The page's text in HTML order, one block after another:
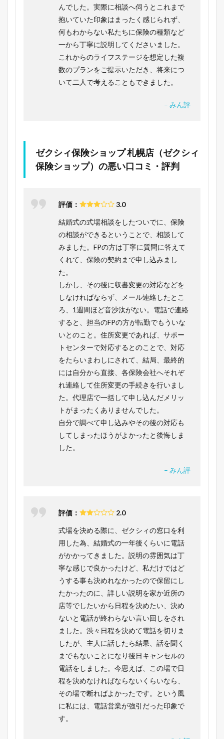
んでした。実際に相談へ伺うとこれまで
抱いていた印象はまったく感じられず、
何もわからない私たちに保険の種類など
一から丁寧に説明してくださいました。
これからのライフステージを想定した複
数のプランをご提示いただき、将来につ
いて二人で考えることもできました。
– みん評
ゼクシィ保険ショップ 札幌店（ゼクシィ
保険ショップ）の悪い口コミ・評判
評価： 3.0
結婚式の式場相談をしたついでに、保険
の相談ができるということで、相談して
みました。FPの方は丁寧に質問に答えて
くれて、保険の契約まで申し込みまし
た。
しかし、その後に収書変更の対応などを
しなければならず、メール連絡したとこ
ろ、1週間ほど音沙汰がない。電話で連絡
すると、担当のFPの方が転勤でもういな
いとのこと。住所変更であれば、サポー
トセンターで対応するとのことで、対応
をたらいまわしにされて、結局、最終的
には自分から直接、各保険会社へそれぞ
れ連絡して住所変更の手続きを行いまし
た。代理店で一括して申し込んだメリッ
トがまったくありませんでした。
自分で調べて申し込みやその後の対応も
してしまったほうがよかったと後悔しま
した。
– みん評
評価： 2.0
式場を決める際に、ゼクシィの窓口を利
用した為、結婚式の一年後くらいに電話
がかかってきました。説明の雰囲気は丁
寧な感じで良かったけど、私だけではど
うする事も決めれなかったので保留にし
たかったのに、詳しい説明を家か近所の
店等でしたいから日程を決めたい、決め
ないと電話が終わらない言い回しをされ
ました。渋々日程を決めて電話を切りま
したが、主人に話したら結果、話を聞く
までもないことになり後日キャンセルの
電話をしました。今思えば、この場で日
程を決めなければならないくらいなら、
その場で断ればよかったです。という風
に私には、電話営業が強引だった印象で
す。